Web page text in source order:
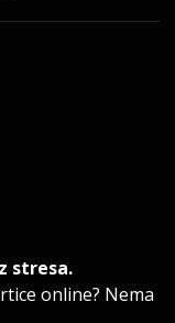
stresa.
online? Nema